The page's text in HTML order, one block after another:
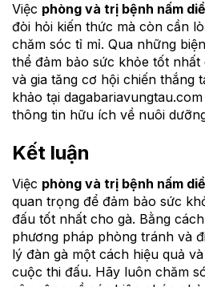
Việc phòng và trị bệnh nấm
đòi hỏi kiến thức mà còn cần
chăm sóc tỉ mỉ. Qua những
thể đảm bảo sức khỏe tốt
và gia tăng cơ hội chiến thắng
khảo tại
thông tin hữu ích về nuôi
Kết luận
Việc phòng và trị bệnh nấm
quan trọng để đảm bảo sức
đấu tốt nhất cho gà. Bằng
phương pháp phòng tránh và
lý đàn gà một cách hiệu quả
cuộc thi đấu. Hãy luôn chăm